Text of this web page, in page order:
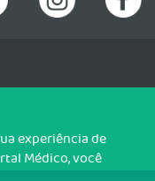
- CEP: 70200-760 -
experiência de
Médico, você